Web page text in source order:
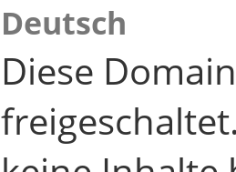
Deutsch
Diese